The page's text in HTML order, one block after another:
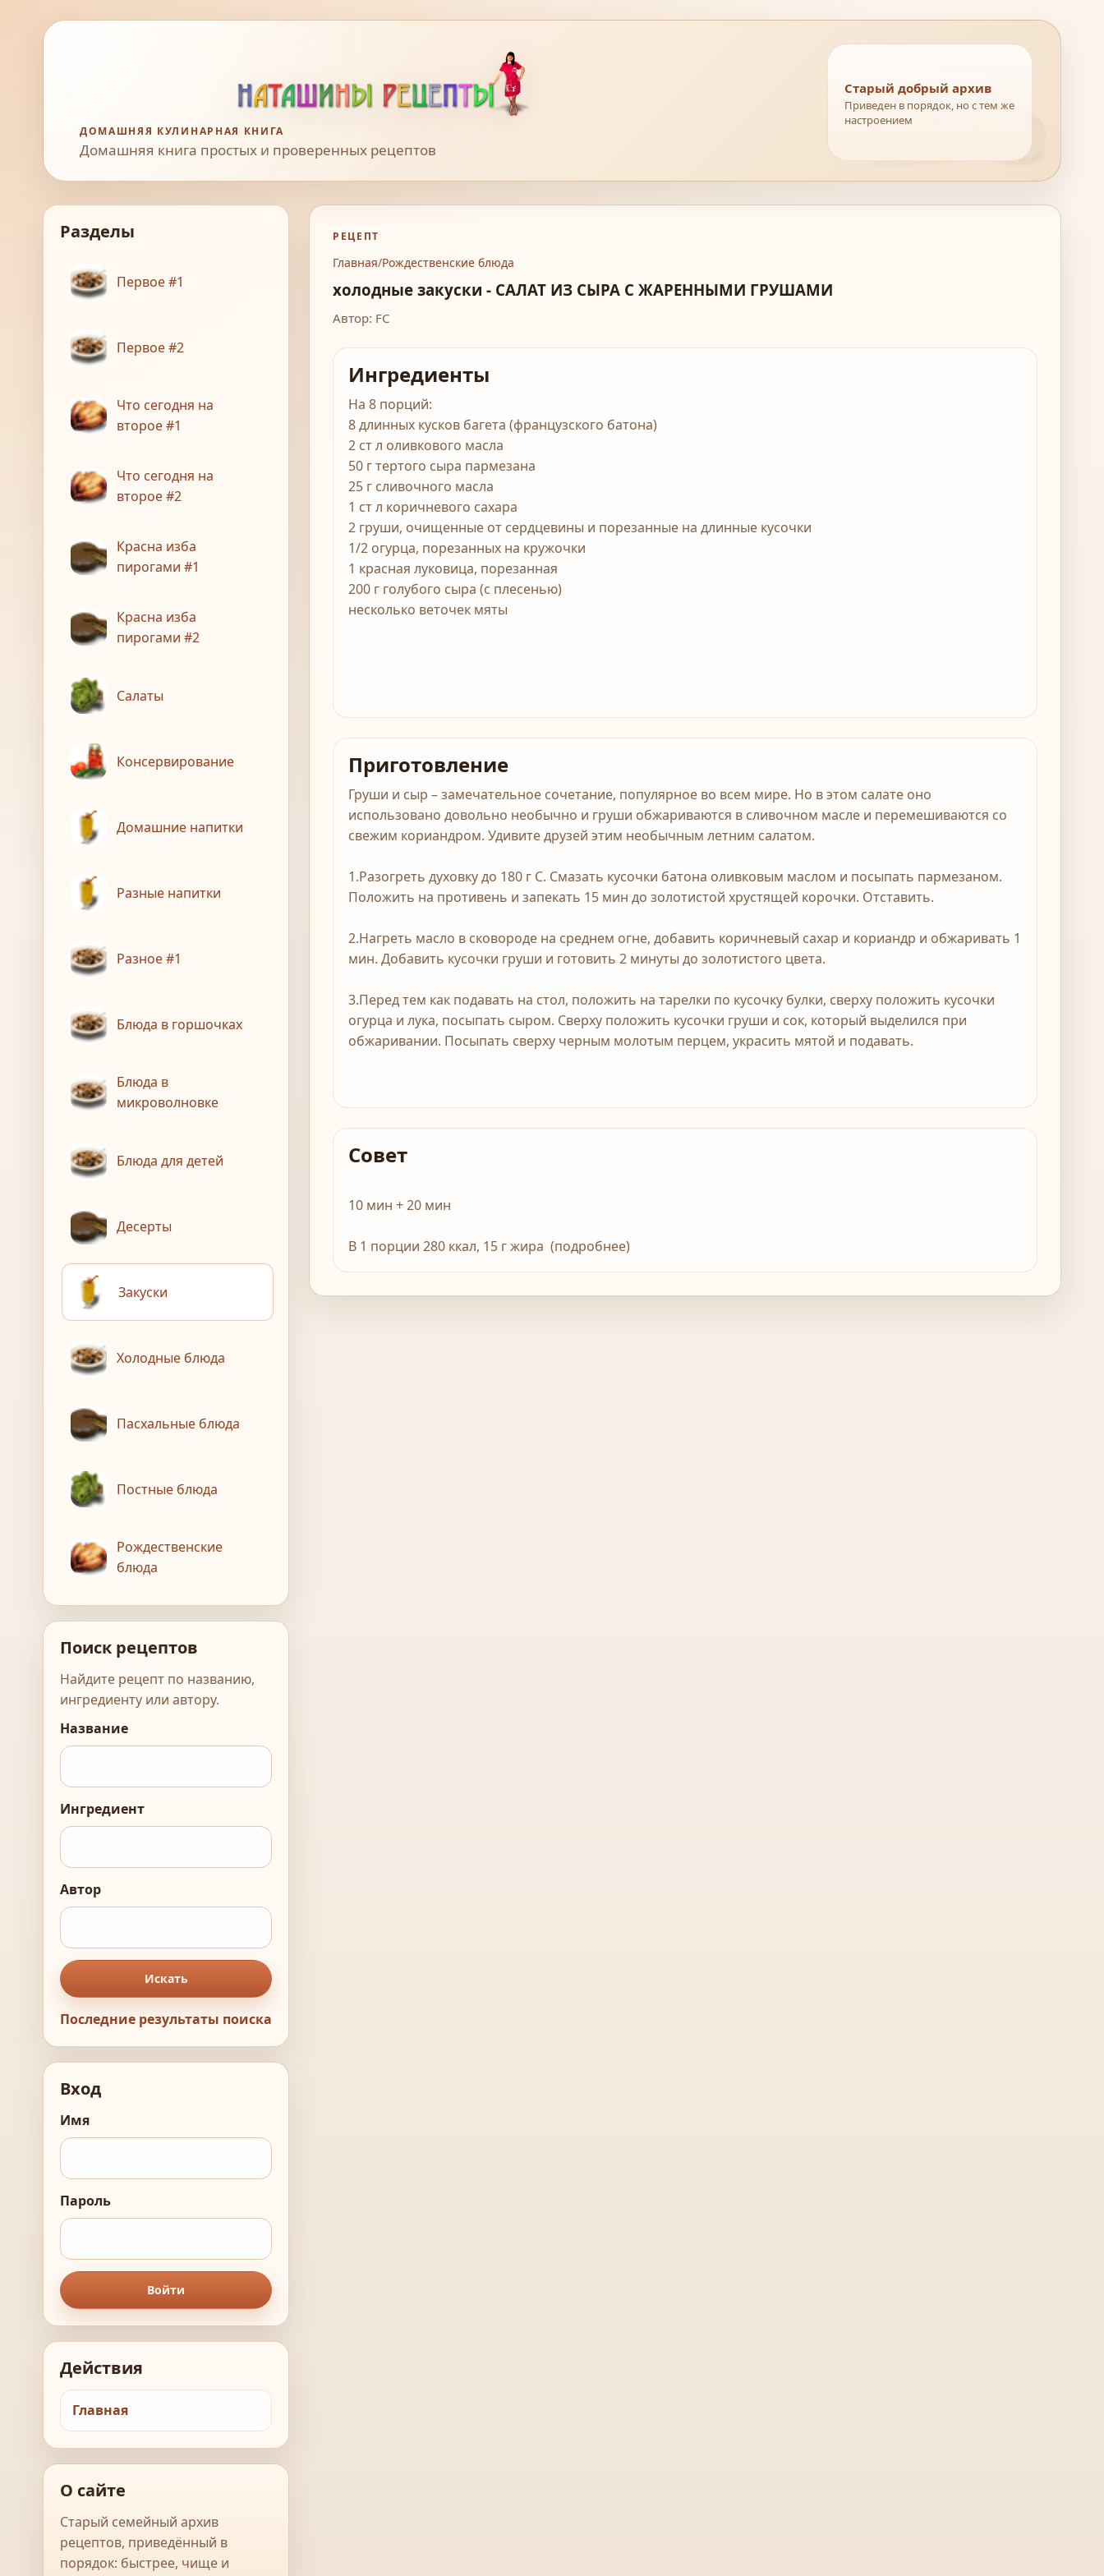
ДОМАШНЯЯ КУЛИНАРНАЯ КНИГА
Домашняя книга простых и проверенных рецептов
Старый добрый архив
Приведен в порядок, но с тем же
настроением
Разделы
Первое #1
Первое #2
Что сегодня на
второе #1
Что сегодня на
второе #2
Красна изба
пирогами #1
Красна изба
пирогами #2
Салаты
Консервирование
Домашние напитки
Разные напитки
Разное #1
Блюда в горшочках
Блюда в
микроволновке
Блюда для детей
Десерты
Закуски
Холодные блюда
Пасхальные блюда
Постные блюда
Рождественские
блюда
Поиск рецептов
Найдите рецепт по названию,
ингредиенту или автору.
Название
Ингредиент
Автор
Искать
Последние результаты поиска
Вход
Имя
Пароль
Войти
Действия
Главная
О сайте
Старый семейный архив
рецептов, приведённый в
порядок: быстрее, чище и
РЕЦЕПТ
Главная/Рождественские блюда
холодные закуски - САЛАТ ИЗ СЫРА С ЖАРЕННЫМИ ГРУШАМИ
Автор: FC
Ингредиенты
На 8 порций:
8 длинных кусков багета (французского батона)
2 ст л оливкового масла
50 г тертого сыра пармезана
25 г сливочного масла
1 ст л коричневого сахара
2 груши, очищенные от сердцевины и порезанные на длинные кусочки
1/2 огурца, порезанных на кружочки
1 красная луковица, порезанная
200 г голубого сыра (с плесенью)
несколько веточек мяты
Приготовление
Груши и сыр – замечательное сочетание, популярное во всем мире. Но в этом салате оно
использовано довольно необычно и груши обжариваются в сливочном масле и перемешиваются со
свежим кориандром. Удивите друзей этим необычным летним салатом.
1.Разогреть духовку до 180 г С. Смазать кусочки батона оливковым маслом и посыпать пармезаном.
Положить на противень и запекать 15 мин до золотистой хрустящей корочки. Отставить.
2.Нагреть масло в сковороде на среднем огне, добавить коричневый сахар и кориандр и обжаривать 1
мин. Добавить кусочки груши и готовить 2 минуты до золотистого цвета.
3.Перед тем как подавать на стол, положить на тарелки по кусочку булки, сверху положить кусочки
огурца и лука, посыпать сыром. Сверху положить кусочки груши и сок, который выделился при
обжаривании. Посыпать сверху черным молотым перцем, украсить мятой и подавать.
Совет
10 мин + 20 мин
В 1 порции 280 ккал, 15 г жира (подробнее)